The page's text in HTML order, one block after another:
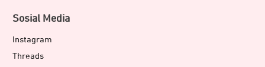
Sosial Media
Instagram
Threads